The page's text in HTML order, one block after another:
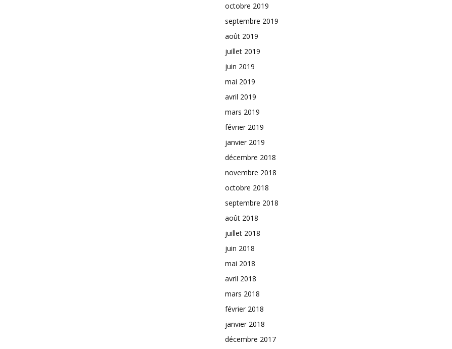
octobre 2019
septembre 2019
août 2019
juillet 2019
juin 2019
mai 2019
avril 2019
mars 2019
février 2019
janvier 2019
décembre 2018
novembre 2018
octobre 2018
septembre 2018
août 2018
juillet 2018
juin 2018
mai 2018
avril 2018
mars 2018
février 2018
janvier 2018
décembre 2017